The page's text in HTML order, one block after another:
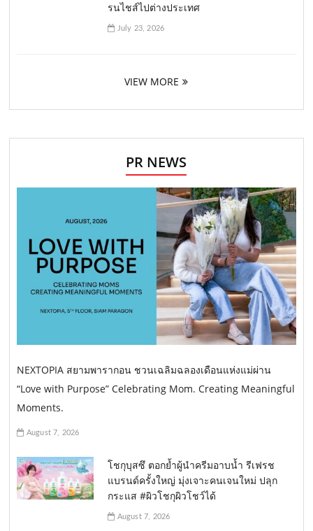
รนไชส์ไปต่างประเทศ
July 23, 2026
VIEW MORE
PR NEWS
NEXTOPIA สยามพารากอน ชวนเฉลิมฉลองเดือนแห่งแม่ผ่าน
“Love with Purpose” Celebrating Mom. Creating Meaningful
Moments.
August 7, 2026
โชกุบุสซึ ตอกย้ำผู้นำครีมอาบน้ำ รีเฟรช
แบรนด์ครั้งใหญ่ มุ่งเจาะคนเจนใหม่ ปลุก
กระแส #ผิวโชกุผิวโชว์ได้
August 7, 2026